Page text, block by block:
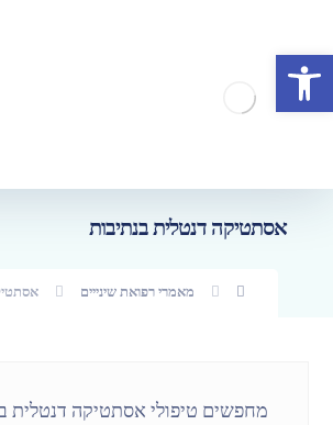
פתח סרגל נגישות
אסתטיקה דנטלית בנתיבות
מאמרי רפואת שינייים
מחפשים טיפולי אסתטיקה דנטלית